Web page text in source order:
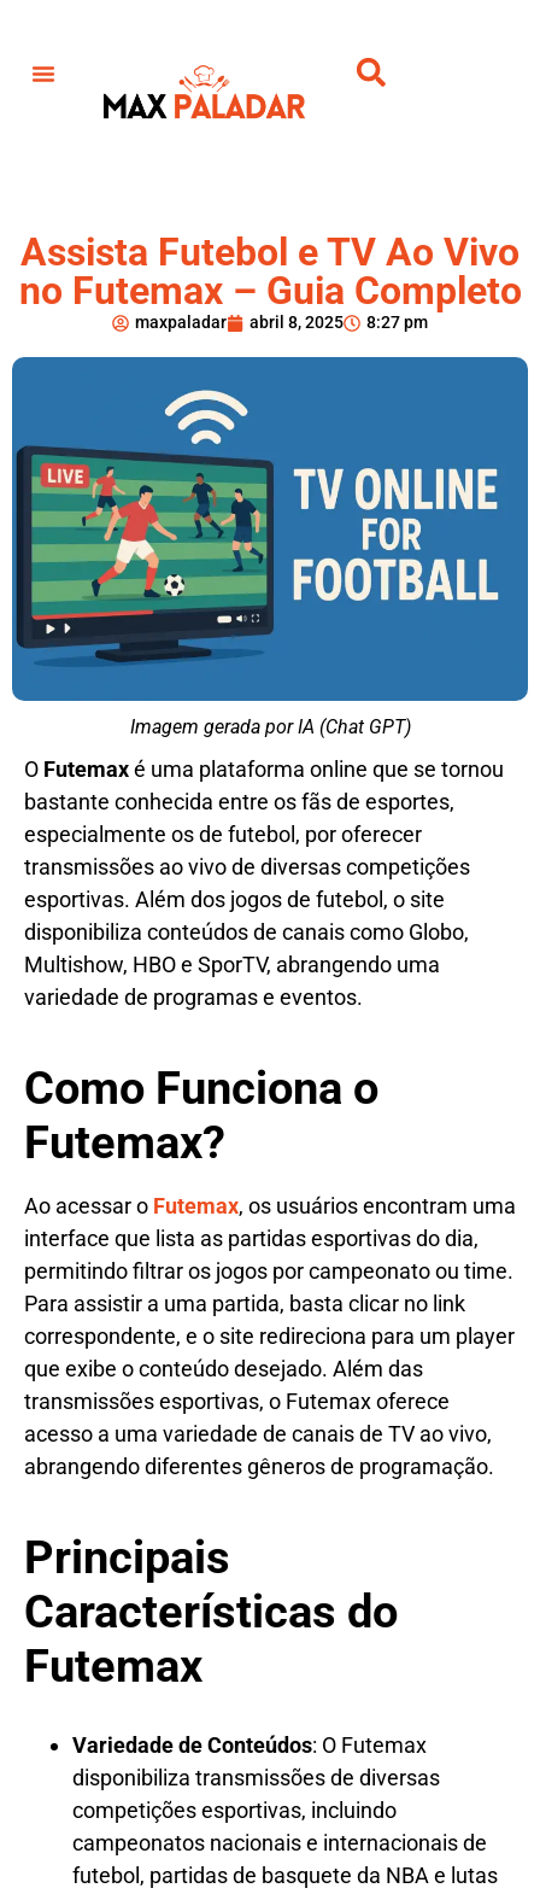
Assista Futebol e TV Ao Vivo
no Futemax – Guia Completo
maxpaladar abril 8, 2025 8:27 pm
Imagem gerada por IA (Chat GPT)
O Futemaxé uma plataforma online que se tornou
bastante conhecida entre os fãs de esportes,
especialmente os de futebol, por oferecer
transmissões ao vivo de diversas competições
esportivas. Além dos jogos de futebol, o site
disponibiliza conteúdos de canais como Globo,
Multishow, HBO e SporTV, abrangendo uma
variedade de programas e eventos.
Como Funciona o
Futemax?
Ao acessar o Futemax, os usuários encontram uma
interface que lista as partidas esportivas do dia,
permitindo filtrar os jogos por campeonato ou time.
Para assistir a uma partida, basta clicar no link
correspondente, e o site redireciona para um player
que exibe o conteúdo desejado. Além das
transmissões esportivas, o Futemax oferece
acesso a uma variedade de canais de TV ao vivo,
abrangendo diferentes gêneros de programação.
Principais
Características do
Futemax
Variedade de Conteúdos: O Futemax
disponibiliza transmissões de diversas
competições esportivas, incluindo
campeonatos nacionais e internacionais de
futebol, partidas de basquete da NBA e lutas